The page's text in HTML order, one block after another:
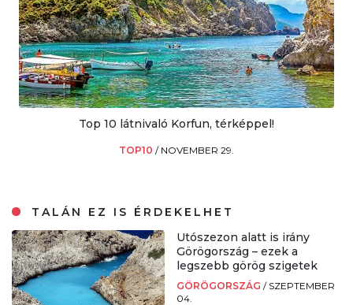
Top 10 látnivaló Korfun, térképpel!
TOP10 / NOVEMBER 29.
TALÁN EZ IS ÉRDEKELHET
Utószezon alatt is irány
Görögország – ezek a
legszebb görög szigetek
GÖRÖGORSZÁG / SZEPTEMBER
04.